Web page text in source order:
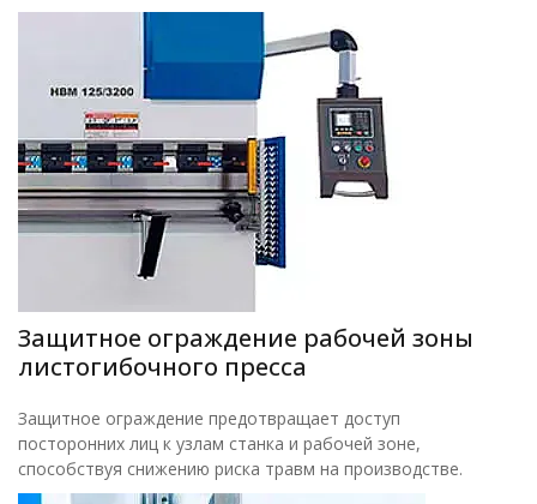
Защитное ограждение рабочей зоны
листогибочного пресса
Защитное ограждение предотвращает доступ
посторонних лиц к узлам станка и рабочей зоне,
способствуя снижению риска травм на производстве.